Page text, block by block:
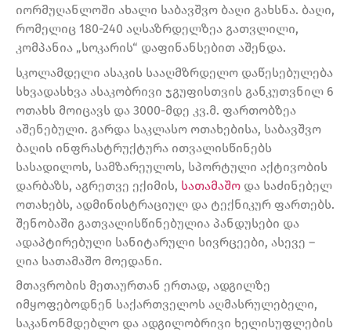
იორმუღანლოში ახალი საბავშვო ბაღი გახსნა. ბაღი,
რომელიც 180-240 აღსაზრდელზეა გათვლილი,
კომპანია „სოკარის“ დაფინანსებით აშენდა.
სკოლამდელი ასაკის სააღმზრდელო დაწესებულება
სხვადასხვა ასაკობრივი ჯგუფისთვის განკუთვნილ 6
ოთახს მოიცავს და 3000-მდე კვ.მ. ფართობზეა
აშენებული. გარდა საკლასო ოთახებისა, საბავშვო
ბაღის ინფრასტრუქტურა ითვალისწინებს
სასადილოს, სამზარეულოს, სპორტული აქტივობის
დარბაზს, აგრეთვე ექიმის, სათამაშო და საძინებელ
ოთახებს, ადმინისტრაციულ და ტექნიკურ ფართებს.
შენობაში გათვალისწინებულია პანდუსები და
ადაპტირებული სანიტარული სივრცეები, ასევე –
ღია სათამაშო მოედანი.
მთავრობის მეთაურთან ერთად, ადგილზე
იმყოფებოდნენ საქართველოს აღმასრულებელი,
საკანონმდებლო და ადგილობრივი ხელისუფლების